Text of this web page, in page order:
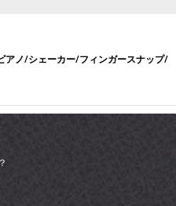
アノ/シェーカー/フィンガースナップ/